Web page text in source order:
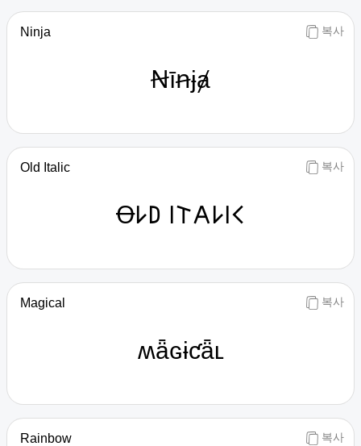
복사
Ninja
Ꞥīꞥɉⱥ
복사
Old Italic
Ꝋ𐌋𐌃 𐌉𐌕𐌀𐌋𐌉𐌂
복사
Magical
ʍǟɢɨƈǟʟ
복사
Rainbow